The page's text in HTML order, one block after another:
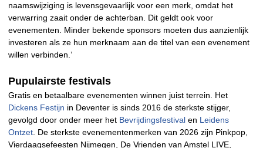
naamswijziging is levensgevaarlijk voor een merk, omdat het
verwarring zaait onder de achterban. Dit geldt ook voor
evenementen. Minder bekende sponsors moeten dus aanzienlijk
investeren als ze hun merknaam aan de titel van een evenement
willen verbinden.’
Pupulairste festivals
Gratis en betaalbare evenementen winnen juist terrein. Het
Dickens Festijn in Deventer is sinds 2016 de sterkste stijger,
gevolgd door onder meer het Bevrijdingsfestival en Leidens
Ontzet . De sterkste evenementenmerken van 2026 zijn Pinkpop,
Vierdaagsefeesten Nijmegen, De Vrienden van Amstel LIVE,